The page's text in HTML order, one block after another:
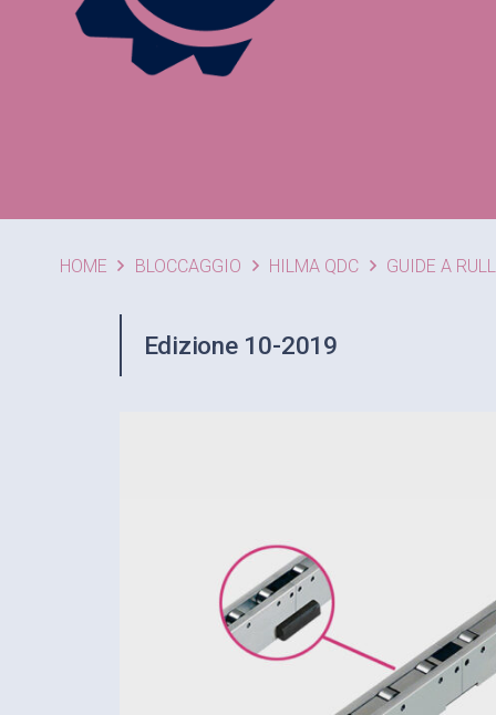
HOME BLOCCAGGIO HILMA QDC GUIDE A
Edizione 10-2019